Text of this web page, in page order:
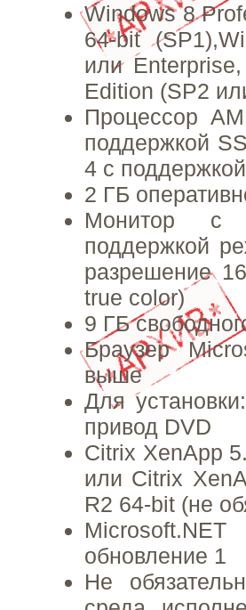
Windows 8
64-bit
или
Edition (SP2
Процессор
поддержкой
4 с
2 ГБ
Монитор с
поддержкой
разрешение
true color)
9 ГБ
Браузер
выше
Для
привод DVD
Citrix XenApp
или Citrix
R2 64-bit (не
обновление 1
Не